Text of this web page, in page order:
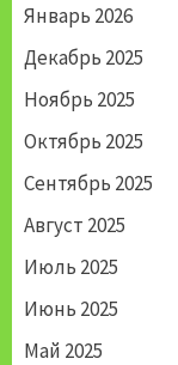
Январь 2026
Декабрь 2025
Ноябрь 2025
Октябрь 2025
Сентябрь 2025
Август 2025
Июль 2025
Июнь 2025
Май 2025